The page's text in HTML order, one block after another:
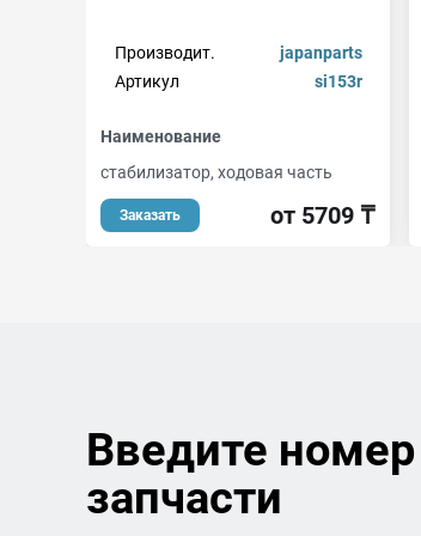
Производит.
japanparts
Артикул
si153r
Наименование
стабилизатор, ходовая часть
Заказать от 5709 ₸
Введите номер
запчасти